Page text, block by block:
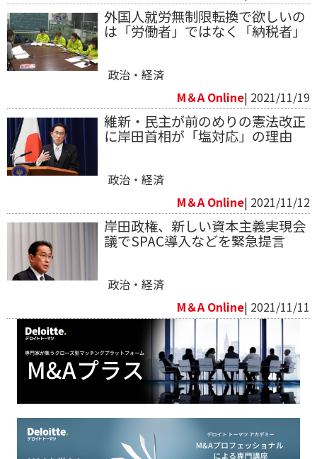
外国人就労無制限転換で欲しいの
は「労働者」ではなく「納税者」
政治・経済
M＆A Online| 2021/11/19
維新・民主が前のめりの憲法改正
に岸田首相が「塩対応」の理由
政治・経済
M＆A Online| 2021/11/12
岸田政権、新しい資本主義実現会
議でSPAC導入などを緊急提言
政治・経済
M＆A Online| 2021/11/11